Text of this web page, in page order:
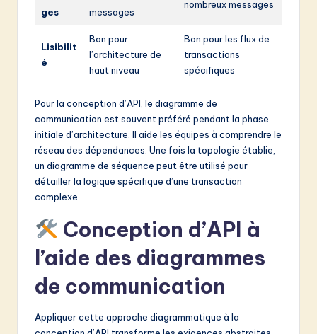
ges
messages
nombreux messages
Lisibilit
é
Bon pour
l’architecture de
haut niveau
Bon pour les flux de
transactions
spécifiques
Pour la conception d’API, le diagramme de
communication est souvent préféré pendant la phase
initiale d’architecture. Il aide les équipes à comprendre le
réseau des dépendances. Une fois la topologie établie,
un diagramme de séquence peut être utilisé pour
détailler la logique spécifique d’une transaction
complexe.
Conception d’API à
l’aide des diagrammes
de communication
Appliquer cette approche diagrammatique à la